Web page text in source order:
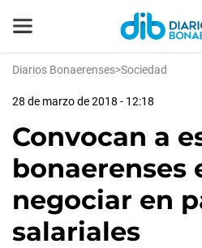
Diarios Bonaerenses>Sociedad
28 de marzo de 2018 - 12:18
Convocan a
bonaerenses
negociar en
salariales